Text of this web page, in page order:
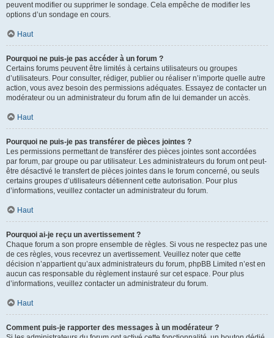
peuvent modifier ou supprimer le sondage. Cela empêche de modifier les
options d’un sondage en cours.
Haut
Pourquoi ne puis-je pas accéder à un forum ?
Certains forums peuvent être limités à certains utilisateurs ou groupes
d’utilisateurs. Pour consulter, rédiger, publier ou réaliser n’importe quelle autre
action, vous avez besoin des permissions adéquates. Essayez de contacter un
modérateur ou un administrateur du forum afin de lui demander un accès.
Haut
Pourquoi ne puis-je pas transférer de pièces jointes ?
Les permissions permettant de transférer des pièces jointes sont accordées
par forum, par groupe ou par utilisateur. Les administrateurs du forum ont peut-
être désactivé le transfert de pièces jointes dans le forum concerné, ou seuls
certains groupes d’utilisateurs détiennent cette autorisation. Pour plus
d’informations, veuillez contacter un administrateur du forum.
Haut
Pourquoi ai-je reçu un avertissement ?
Chaque forum a son propre ensemble de règles. Si vous ne respectez pas une
de ces règles, vous recevrez un avertissement. Veuillez noter que cette
décision n’appartient qu’aux administrateurs du forum, phpBB Limited n’est en
aucun cas responsable du règlement instauré sur cet espace. Pour plus
d’informations, veuillez contacter un administrateur du forum.
Haut
Comment puis-je rapporter des messages à un modérateur ?